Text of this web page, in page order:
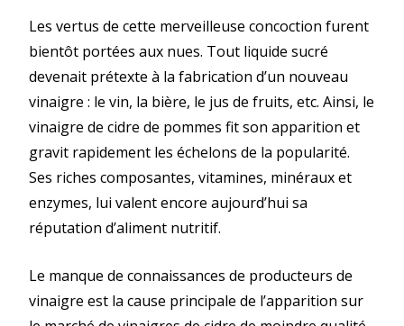
Les vertus de cette merveilleuse concoction furent
bientôt portées aux nues. Tout liquide sucré
devenait prétexte à la fabrication d’un nouveau
vinaigre : le vin, la bière, le jus de fruits, etc. Ainsi, le
vinaigre de cidre de pommes fit son apparition et
gravit rapidement les échelons de la popularité.
Ses riches composantes, vitamines, minéraux et
enzymes, lui valent encore aujourd’hui sa
réputation d’aliment nutritif.
Le manque de connaissances de producteurs de
vinaigre est la cause principale de l’apparition sur